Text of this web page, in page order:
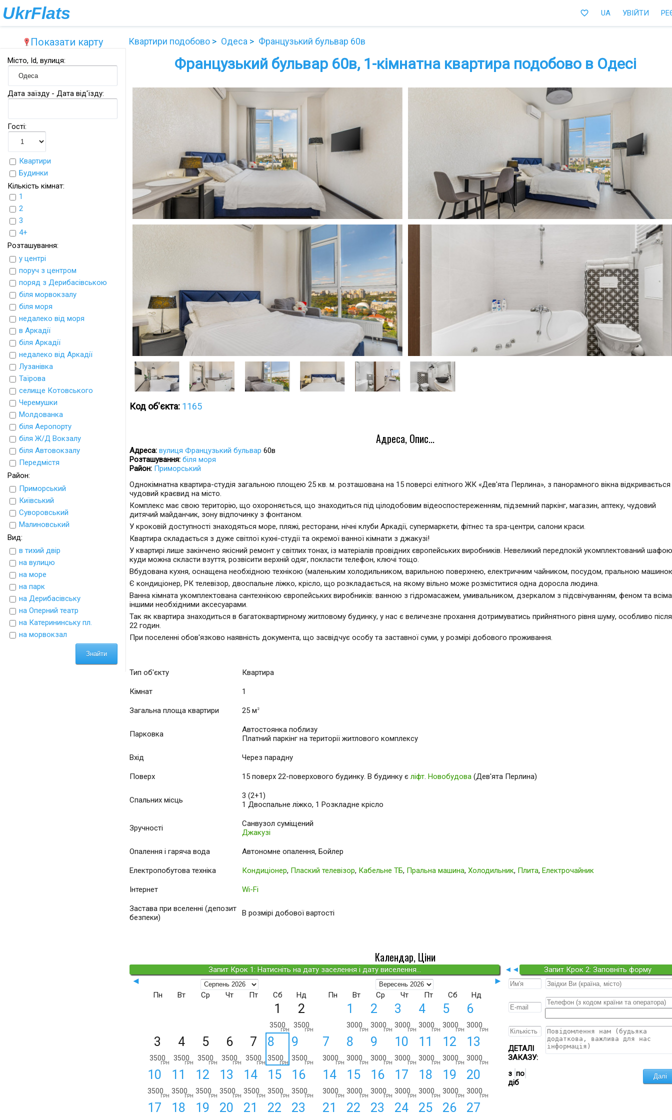
UkrFlats favorite_border UA УВІЙТИ
Показати карту
Місто, Id, вулиця:
Дата заїзду - Дата від'їзду:
Гості:
Квартири
Будинки
Кількість кімнат:
1
2
3
4+
Розташування:
у центрі
поруч з центром
поряд з Дерибасівською
біля морвокзалу
біля моря
недалеко від моря
в Аркадії
біля Аркадії
недалеко від Аркадії
Лузанівка
Таїрова
селище Котовського
Черемушки
Молдованка
біля Аеропорту
біля Ж/Д Вокзалу
біля Автовокзалу
Передмістя
Район:
Приморський
Київський
Суворовський
Малиновський
Вид:
в тихий двір
на вулицю
на море
на парк
на Дерибасівську
на Оперний театр
на Катерининську пл.
на морвокзал
Квартири подобово Одеса Французький бульвар 60в
Французький бульвар 60в, 1-кімнатна квартира подобово в Одесі
Код об'єкта: 1165
Адреса, Опис...
Адреса: вулиця Французький бульвар 60в
Розташування: біля моря
Район: Приморський
Однокімнатна квартира-студія загальною площею 25 кв. м. розташована на 15 поверсі елітного ЖК «Дев'ята Перлина», з панорамного вікна відкривається
чудовий краєвид на місто.
Комплекс має свою територію, що охороняється, що знаходиться під цілодобовим відеоспостереженням, підземний паркінг, магазин, аптеку, чудовий
дитячий майданчик, зону відпочинку з фонтаном.
У кроковій доступності знаходяться море, пляжі, ресторани, нічні клуби Аркадії, супермаркети, фітнес та spa-центри, салони краси.
Квартира складається з дуже світлої кухні-студії та окремої ванної кімнати з джакузі!
У квартирі лише закінчено якісний ремонт у світлих тонах, із матеріалів провідних європейських виробників. Невеликий передпокій укомплектований
куди можна скласти взуття, розвісити верхній одяг, покласти телефон, ключі тощо.
Вбудована кухня, оснащена необхідною технікою (маленьким холодильником, варильною поверхнею, електричним чайником, посудом, пральною
Є кондиціонер, РК телевізор, двоспальне ліжко, крісло, що розкладається, на якому вільно може розміститися одна доросла людина.
Ванна кімната укомплектована сантехнікою європейських виробників: ванною з гідромасажем, умивальником, дзеркалом з підсвічуванням, феном та всіма
іншими необхідними аксесуарами.
Так як квартира знаходиться в багатоквартирному житловому будинку, у нас є величезне прохання дотримуватись прийнятного рівня шуму, особливо після
22 годин.
При поселенні обов'язково наявність документа, що засвідчує особу та заставної суми, у розмірі добового проживання.
Тип об'єкту Квартира
Кімнат 1
Загальна площа квартири 25 м 2
Парковка
Автостоянка поблизу
Платний паркінг на території житлового комплексу
Вхід Через парадну
Поверх 15 поверх 22-поверхового будинку. В будинку є ліфт. Новобудова (Дев'ята Перлина)
Спальних місць
3 (2+1)
1 Двоспальне ліжко, 1 Розкладне крісло
Зручності
Санвузол суміщений
Джакузі
Опалення і гаряча вода Автономне опалення, Бойлер
Електропобутова техніка Кондиціонер, Плаский телевізор, Кабельне ТБ, Пральна машина, Холодильник, Плита, Електрочайник
Інтернет Wi-Fi
Застава при вселенні (депозит
безпеки)
В розмірі добової вартості
Календар, Ціни
Запит Крок 1: Натисніть на дату заселення і дату виселення... ◄◄ Запит Крок 2: Заповніть форму
◄
Пн Вт Ср Чт Пт Сб Нд
1
3500
ГРН
2
3500
ГРН
3
3500
ГРН
4
3500
ГРН
5
3500
ГРН
6
3500
ГРН
7
3500
ГРН
8
3500
ГРН
9
3500
ГРН
10
3500
ГРН
11
3500
ГРН
12
3500
ГРН
13
3500
ГРН
14
3500
ГРН
15
3500
ГРН
16
3500
ГРН
17 18 19 20 21 22 23
Пн Вт Ср Чт Пт Сб Нд
1
3000
ГРН
2
3000
ГРН
3
3000
ГРН
4
3000
ГРН
5
3000
ГРН
6
3000
ГРН
7
3000
ГРН
8
3000
ГРН
9
3000
ГРН
10
3000
ГРН
11
3000
ГРН
12
3000
ГРН
13
3000
ГРН
14
3000
ГРН
15
3000
ГРН
16
3000
ГРН
17
3000
ГРН
18
3000
ГРН
19
3000
ГРН
20
3000
ГРН
21 22 23 24 25 26 27
►
ДЕТАЛІ
ЗАКАЗУ:
з по
діб